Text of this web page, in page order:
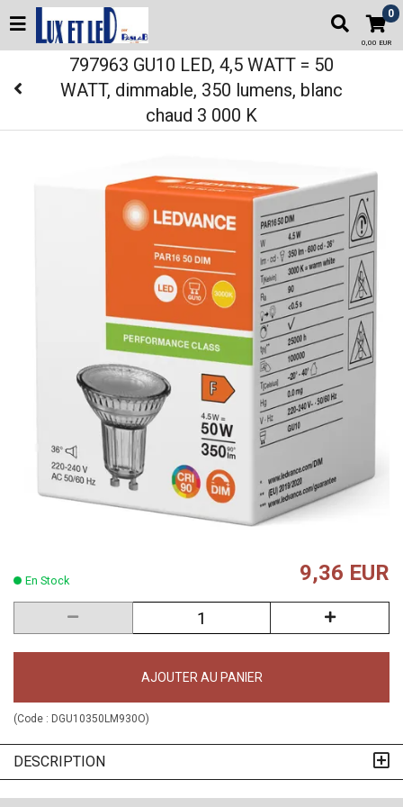
0
0,00 EUR
797963 GU10 LED, 4,5 WATT = 50
WATT, dimmable, 350 lumens, blanc
chaud 3 000 K
En Stock 9,36 EUR
AJOUTER AU PANIER
(Code : DGU10350LM930O)
DESCRIPTION